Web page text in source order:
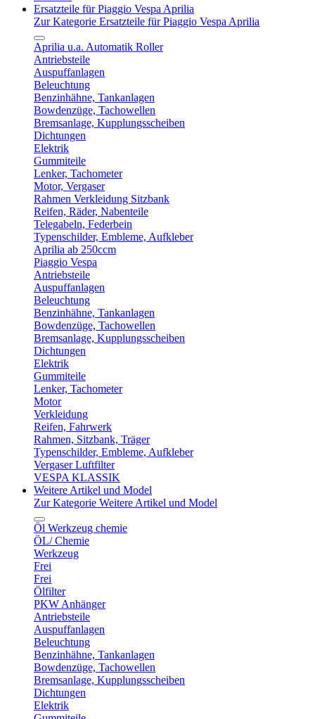
Ersatzteile für Piaggio Vespa Aprilia
Zur Kategorie Ersatzteile für Piaggio Vespa Aprilia
Aprilia u.a. Automatik Roller
Antriebsteile
Auspuffanlagen
Beleuchtung
Benzinhähne, Tankanlagen
Bowdenzüge, Tachowellen
Bremsanlage, Kupplungsscheiben
Dichtungen
Elektrik
Gummiteile
Lenker, Tachometer
Motor, Vergaser
Rahmen Verkleidung Sitzbank
Reifen, Räder, Nabenteile
Telegabeln, Federbein
Typenschilder, Embleme, Aufkleber
Aprilia ab 250ccm
Piaggio Vespa
Antriebsteile
Auspuffanlagen
Beleuchtung
Benzinhähne, Tankanlagen
Bowdenzüge, Tachowellen
Bremsanlage, Kupplungsscheiben
Dichtungen
Elektrik
Gummiteile
Lenker, Tachometer
Motor
Verkleidung
Reifen, Fahrwerk
Rahmen, Sitzbank, Träger
Typenschilder, Embleme, Aufkleber
Vergaser Luftfilter
VESPA KLASSIK
Weitere Artikel und Model
Zur Kategorie Weitere Artikel und Model
Öl Werkzeug chemie
ÖL/ Chemie
Werkzeug
Frei
Frei
Ölfilter
PKW Anhänger
Antriebsteile
Auspuffanlagen
Beleuchtung
Benzinhähne, Tankanlagen
Bowdenzüge, Tachowellen
Bremsanlage, Kupplungsscheiben
Dichtungen
Elektrik